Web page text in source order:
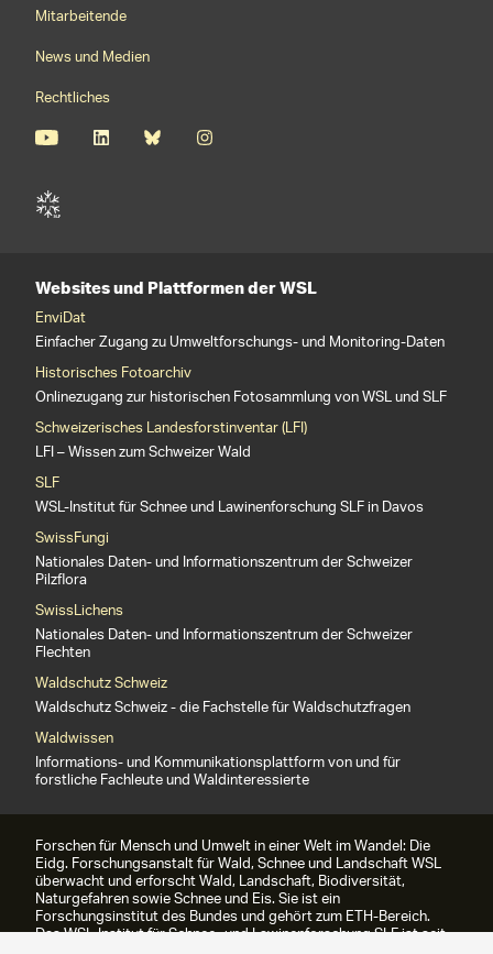
Mitarbeitende
News und Medien
Rechtliches
Websites und Plattformen der WSL
EnviDat
Einfacher Zugang zu Umweltforschungs- und Monitoring-Daten
Historisches Fotoarchiv
Onlinezugang zur historischen Fotosammlung von WSL und SLF
Schweizerisches Landesforstinventar (LFI)
LFI – Wissen zum Schweizer Wald
SLF
WSL-Institut für Schnee und Lawinenforschung SLF in Davos
SwissFungi
Nationales Daten- und Informationszentrum der Schweizer
Pilzflora
SwissLichens
Nationales Daten- und Informationszentrum der Schweizer
Flechten
Waldschutz Schweiz
Waldschutz Schweiz - die Fachstelle für Waldschutzfragen
Waldwissen
Informations- und Kommunikationsplattform von und für
forstliche Fachleute und Waldinteressierte
Forschen für Mensch und Umwelt in einer Welt im Wandel: Die
Eidg. Forschungsanstalt für Wald, Schnee und Landschaft WSL
überwacht und erforscht Wald, Landschaft, Biodiversität,
Naturgefahren sowie Schnee und Eis. Sie ist ein
Forschungsinstitut des Bundes und gehört zum ETH-Bereich.
Das WSL-Institut für Schnee- und Lawinenforschung SLF ist seit